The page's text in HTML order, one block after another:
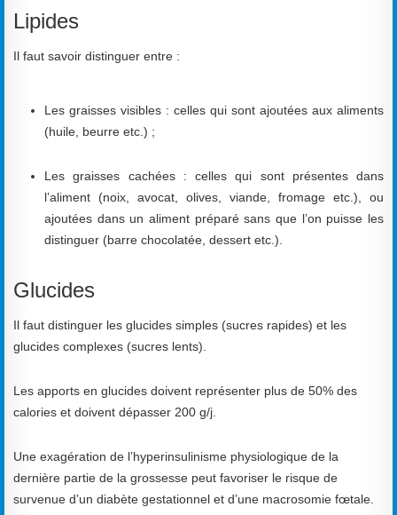
Lipides
Il faut savoir distinguer entre :
Les graisses visibles : celles qui sont ajoutées aux aliments
(huile, beurre etc.) ;
Les graisses cachées : celles qui sont présentes dans
l’aliment (noix, avocat, olives, viande, fromage etc.), ou
ajoutées dans un aliment préparé sans que l’on puisse les
distinguer (barre chocolatée, dessert etc.).
Glucides
Il faut distinguer les glucides simples (sucres rapides) et les
glucides complexes (sucres lents).
Les apports en glucides doivent représenter plus de 50% des
calories et doivent dépasser 200 g/j.
Une exagération de l’hyperinsulinisme physiologique de la
dernière partie de la grossesse peut favoriser le risque de
survenue d’un diabète gestationnel et d’une macrosomie fœtale.